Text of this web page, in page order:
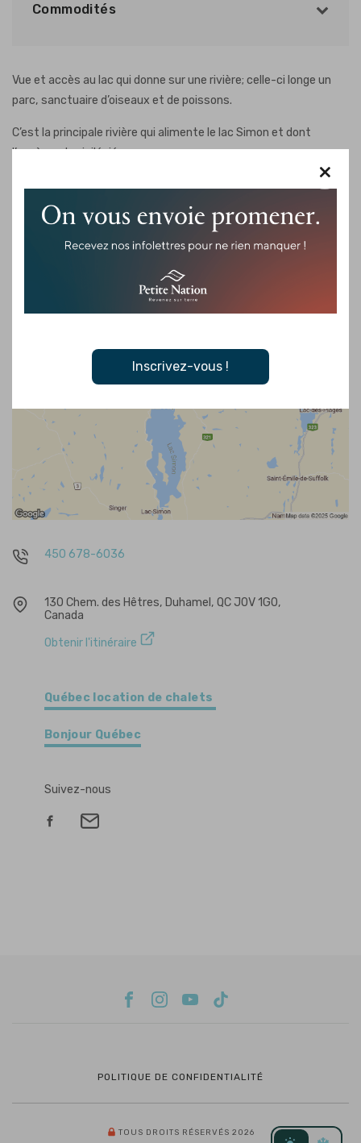
×
Inscrivez-vous !
Commodités
Vue et accès au lac qui donne sur une rivière; celle-ci longe un
parc, sanctuaire d’oiseaux et de poissons.
C’est la principale rivière qui alimente le lac Simon et dont
l’accès est privilégié.
450 678-6036
130 Chem. des Hêtres, Duhamel, QC J0V 1G0,
Canada
Obtenir l'itinéraire
Québec location de chalets
Bonjour Québec
Suivez-nous
TOUS DROITS RÉSERVÉS 2026
POLITIQUE DE CONFIDENTIALITÉ